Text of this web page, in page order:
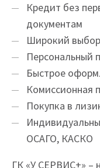
Кредит без
документам
Широкий
Персональный
Быстрое
Комиссионная
Покупка в
ОСАГО, КАСКО
ГК «У СЕРВИС+» –